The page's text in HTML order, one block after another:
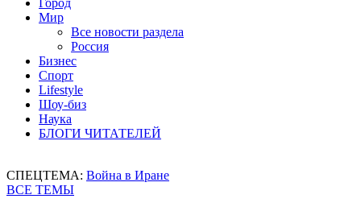
Город
Мир
Все новости раздела
Россия
Бизнес
Спорт
Lifestyle
Шоу-биз
Наука
БЛОГИ ЧИТАТЕЛЕЙ
СПЕЦТЕМА: Война в Иране
ВСЕ ТЕМЫ